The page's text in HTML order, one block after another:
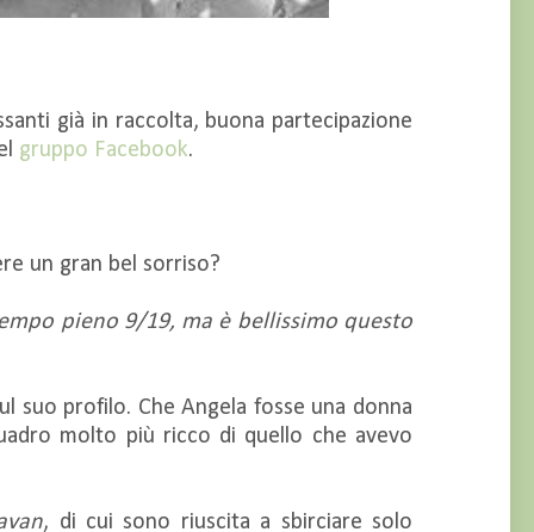
già in raccolta, buona partecipazione
gruppo Facebook.
un gran bel sorriso?
pieno 9/19, ma è bellissimo questo
suo profilo. Che Angela fosse una donna
molto più ricco di quello che avevo
, di cui sono riuscita a sbirciare solo